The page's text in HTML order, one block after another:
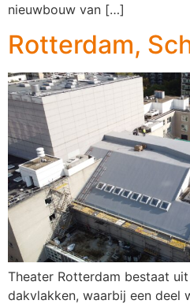
nieuwbouw van […]
Rotterdam,
Theater Rotterdam bestaat
dakvlakken, waarbij een deel